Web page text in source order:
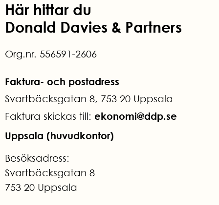
Här hittar du
Donald Davies & Partners
Org.nr. 556591-2606
Faktura- och postadress
Svartbäcksgatan 8, 753 20 Uppsala
Faktura skickas till: ekonomi@ddp.se
Uppsala (huvudkontor)
Besöksadress:
Svartbäcksgatan 8
753 20 Uppsala